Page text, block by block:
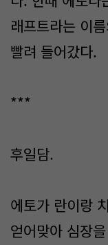
래프트라는 이
빨려 들어갔다.
***
후일담.
에토가 란이랑
얻어맞아 심장